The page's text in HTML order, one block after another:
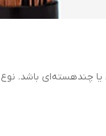
باشد. نوع